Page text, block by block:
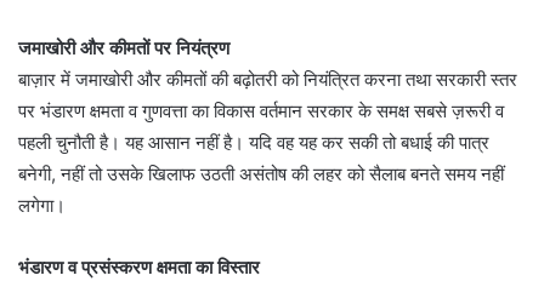
जमाखोरी और कीमतों पर नियंत्रण
बाज़ार में जमाखोरी और कीमतों की बढ़ोतरी को नियंत्रित करना तथा सरकारी स्तर
पर भंडारण क्षमता व गुणवत्ता का विकास वर्तमान सरकार के समक्ष सबसे ज़रूरी व
पहली चुनौती है। यह आसान नहीं है। यदि वह यह कर सकी तो बधाई की पात्र
बनेगी, नहीं तो उसके खिलाफ उठती असंतोष की लहर को सैलाब बनते समय नहीं
लगेगा।
भंडारण व प्रसंस्करण क्षमता का विस्तार